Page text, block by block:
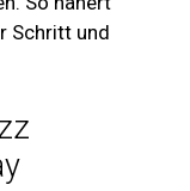
Schritt und